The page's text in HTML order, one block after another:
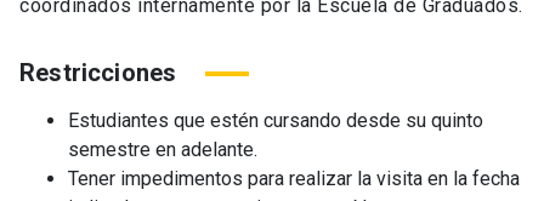
coordinados internamente por la Escuela de Graduados.
Restricciones
Estudiantes que estén cursando desde su quinto
semestre en adelante.
Tener impedimentos para realizar la visita en la fecha